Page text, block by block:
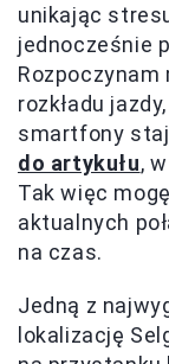
unikając
jednocześnie
Rozpoczynam
rozkładu
smartfony
do artykułu,
Tak więc
aktualnych
na czas.
Jedną z
lokalizację